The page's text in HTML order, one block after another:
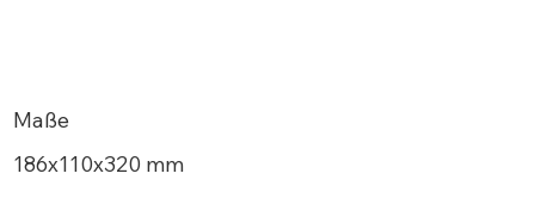
Maße
186х110x320 mm